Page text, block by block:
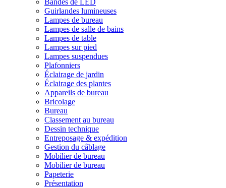
Bandes de LED
Guirlandes lumineuses
Lampes de bureau
Lampes de salle de bains
Lampes de table
Lampes sur pied
Lampes suspendues
Plafonniers
Éclairage de jardin
Éclairage des plantes
Appareils de bureau
Bricolage
Bureau
Classement au bureau
Dessin technique
Entreposage & expédition
Gestion du câblage
Mobilier de bureau
Mobilier de bureau
Papeterie
Présentation